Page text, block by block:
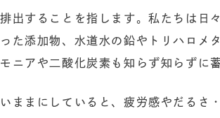
出することを指します。私たちは日
た添加物、水道水の鉛やトリハロメ
ニアや二酸化炭素も知らず知らずに
ままにしていると、疲労感やだるさ